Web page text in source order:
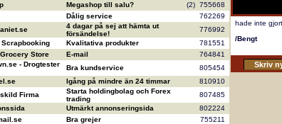
Megashop till salu? (2) 755668
Dålig service
762269
4 dagar på sej att hämta ut
försändelse!
776992
Kvalitativa produkter
781551
Store
E-mail
764841
- Drogtester
Bra kundservice
805454
Igång på mindre än 24 timmar
810910
Firma
Starta holdingbolag och Forex
trading
807485
Utmärkt annonseringsida
802224
Bra grejer
755211
hade inte
/Bengt